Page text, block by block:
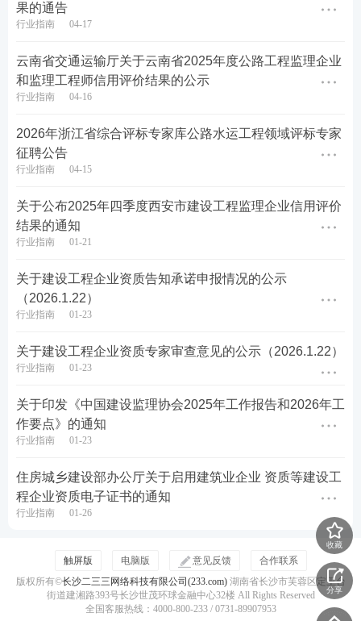
果的通告
行业指南 04-17
云南省交通运输厅关于云南省2025年度公路工程监理企业
和监理工程师信用评价结果的公示
行业指南 04-16
2026年浙江省综合评标专家库公路水运工程领域评标专家
征聘公告
行业指南 04-15
关于公布2025年四季度西安市建设工程监理企业信用评价
结果的通知
行业指南 01-21
关于建设工程企业资质告知承诺申报情况的公示
（2026.1.22）
行业指南 01-23
关于建设工程企业资质专家审查意见的公示（2026.1.22）
行业指南 01-23
关于印发《中国建设监理协会2025年工作报告和2026年工
作要点》的通知
行业指南 01-23
住房城乡建设部办公厅关于启用建筑业企业 资质等建设工
程企业资质电子证书的通知
行业指南 01-26
收藏
分享
触屏版 电脑版 意见反馈
合作联系
版权所有©长沙二三三网络科技有限公司(233.com)湖南省长沙市芙蓉区定王台
街道建湘路393号长沙世茂环球金融中心32楼 All Rights Reserved
全国客服热线：4000-800-233 / 0731-89907953